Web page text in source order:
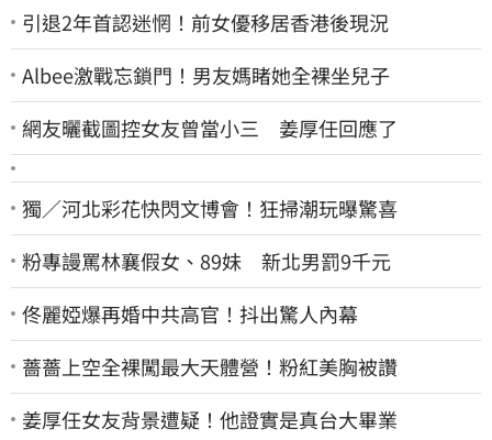
引退2年首認迷惘！前女優移居香港後現況
Albee激戰忘鎖門！男友媽睹她全裸坐兒子
網友曬截圖控女友曾當小三 姜厚任回應了
獨／河北彩花快閃文博會！狂掃潮玩曝驚喜
粉專謾罵林襄假女、89妹 新北男罰9千元
佟麗婭爆再婚中共高官！抖出驚人內幕
薔薔上空全裸闖最大天體營！粉紅美胸被讚
姜厚任女友背景遭疑！他證實是真台大畢業